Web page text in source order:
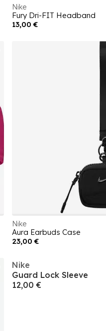
Nike
Fury Dri-FIT Headband
13,00 €
Nike
Aura Earbuds Case
23,00 €
Nike
Guard Lock Sleeve
12,00 €